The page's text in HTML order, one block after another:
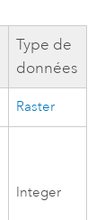
Type de
données
Raster
Integer